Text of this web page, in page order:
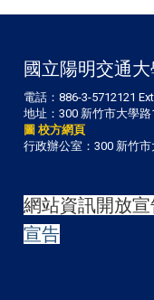
國立陽明交通
電話：886-3-5712121
地址：300 新竹市大學
圖 校方網頁
行政辦公室：300 新竹
網站資訊開放宣
宣告